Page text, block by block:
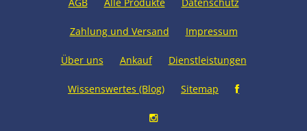
Zahlung und Versand Impressum
Über uns Ankauf Dienstleistungen
Wissenswertes (Blog) Sitemap